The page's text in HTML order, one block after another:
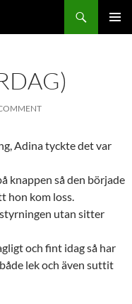
Adina tyckte det var
knappen så den började
hon kom loss.
utan sitter
och fint idag så har
lek och även suttit